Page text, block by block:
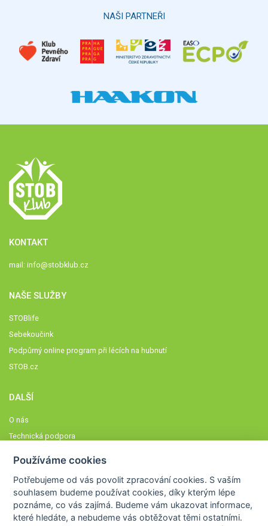
NAŠI PARTNEŘI
KONTAKT
mail: info@stobklub.cz
NAŠE SLUŽBY
STOBlife
Sebekoučink
Podpůrný online program při lécích na hubnutí
STOB.cz
DALŠÍ
O nás
Technická podpora
Členové STOBklubu
Zásady nakládání s osobními údaji
Otestujte se
Používáme cookies
Potřebujeme od vás povolit zpracování cookies. S vaším
souhlasem budeme používat cookies, díky kterým lépe
poznáme,co vás zajímá. Budeme vám ukazovat informace,
které hledáte, a nebudeme vás obtěžovat těmi ostatními.